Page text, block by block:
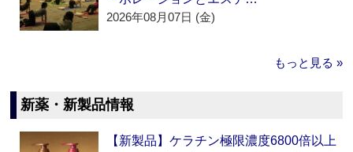
2026年08月07日 (金)
もっと見る »
新薬・新製品情報
【新製品】ケラチン極限濃度6800倍以上